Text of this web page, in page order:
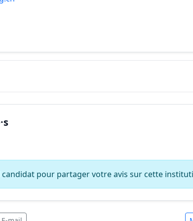
pour partager votre avis sur cette